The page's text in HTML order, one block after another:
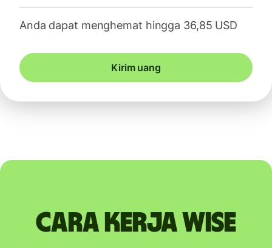
Anda dapat menghemat hingga 36,85 USD
Kirim uang
Cara kerja Wise